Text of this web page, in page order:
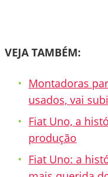
VEJA TAMBÉM:
Montadoras
usados, vai
Fiat Uno, a
produção
Fiat Uno: a